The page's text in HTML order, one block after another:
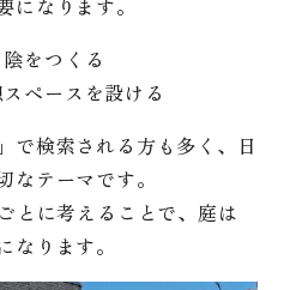
なります。
をつくる
ペースを設ける
検索される方も多く、日
テーマです。
とに考えることで、庭は
ります。